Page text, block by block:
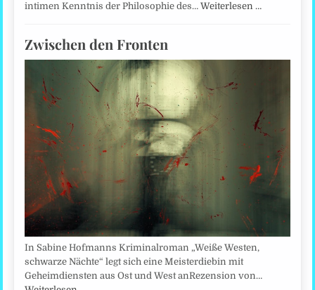
intimen Kenntnis der Philosophie des…Weiterlesen …
Zwischen den Fronten
In Sabine Hofmanns Kriminalroman „Weiße Westen,
schwarze Nächte“ legt sich eine Meisterdiebin mit
Geheimdiensten aus Ost und West anRezension von…